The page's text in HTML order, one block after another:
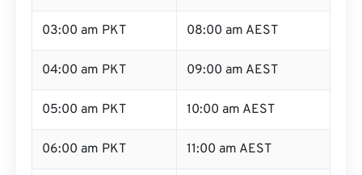
03:00 am PKT 08:00 am AEST
04:00 am PKT 09:00 am AEST
05:00 am PKT 10:00 am AEST
06:00 am PKT 11:00 am AEST